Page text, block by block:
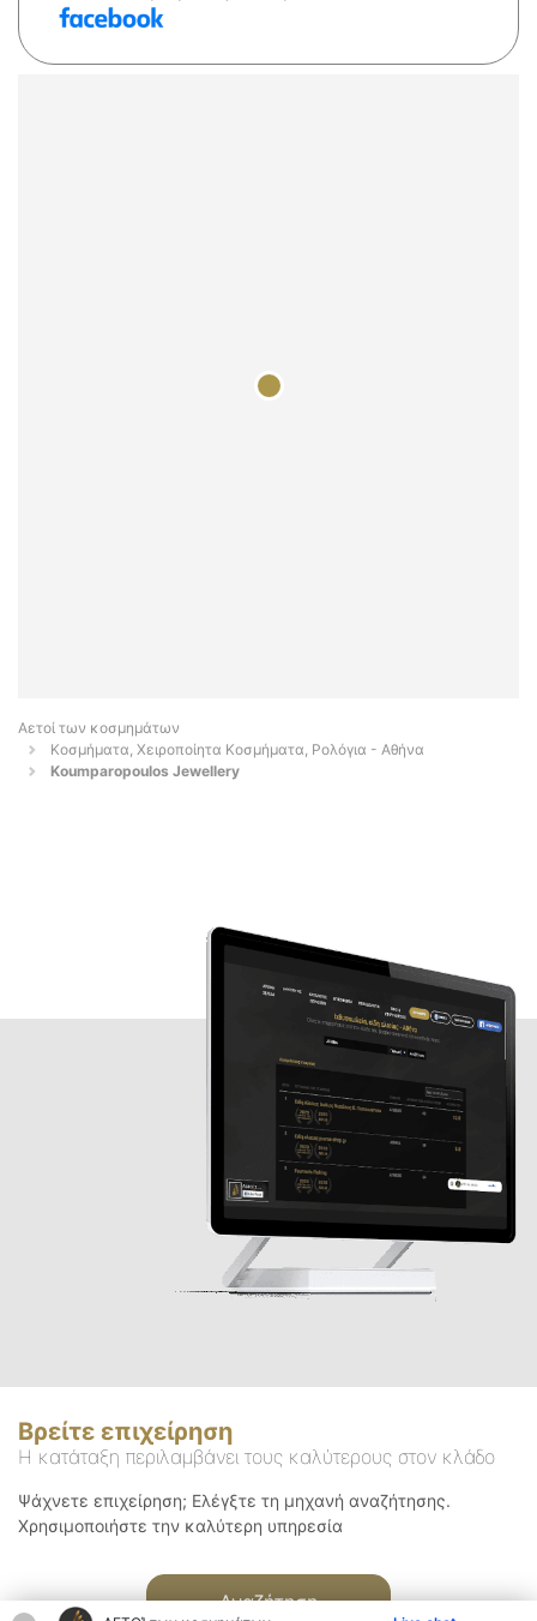
Αετοί των κοσμημάτων
Κοσμήματα, Χειροποίητα Κοσμήματα, Ρολόγια - Αθήνα
Koumparopoulos Jewellery
Βρείτε επιχείρηση
Η κατάταξη περιλαμβάνει τους καλύτερους στον κλάδο
Ψάχνετε επιχείρηση; Ελέγξτε τη μηχανή αναζήτησης.
Χρησιμοποιήστε την καλύτερη υπηρεσία
Αναζήτηση